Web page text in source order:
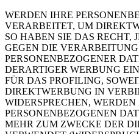
WERDEN IHRE
VERARBEITET, UM
SO HABEN SIE DAS RECHT,
GEGEN DIE
PERSONENBEZOGENER
DERARTIGER WERBUNG
FÜR DAS PROFILING,
DIREKTWERBUNG IN
WIDERSPRECHEN, WERDEN
PERSONENBEZOGENEN
MEHR ZUM ZWECKE DER